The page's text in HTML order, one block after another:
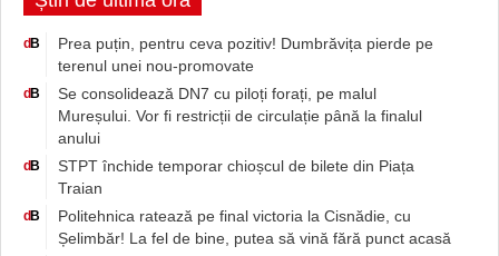
d B
Prea puțin, pentru ceva pozitiv! Dumbrăvița pierde pe
terenul unei nou-promovate
d B
Se consolidează DN7 cu piloți forați, pe malul
Mureșului. Vor fi restricții de circulație până la finalul
anului
d B
STPT închide temporar chioșcul de bilete din Piața
Traian
d B
Politehnica ratează pe final victoria la Cisnădie, cu
Șelimbăr! La fel de bine, putea să vină fără punct acasă